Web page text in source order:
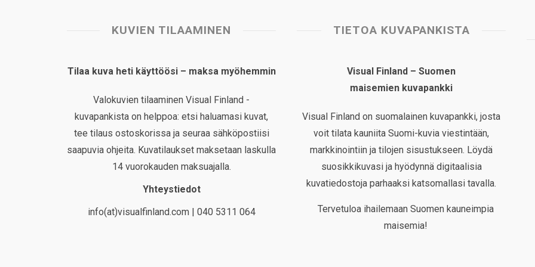
KUVIEN TILAAMINEN
Tilaa kuva heti käyttöösi – maksa myöhemmin
Valokuvien tilaaminen Visual Finland -
kuvapankista on helppoa: etsi haluamasi kuvat,
tee tilaus ostoskorissa ja seuraa sähköpostiisi
saapuvia ohjeita. Kuvatilaukset maksetaan laskulla
14 vuorokauden maksuajalla.
Yhteystiedot
info(at)visualfinland.com | 040 5311 064
TIETOA KUVAPANKISTA
Visual Finland – Suomen
maisemien kuvapankki
Visual Finland on suomalainen kuvapankki, josta
voit tilata kauniita Suomi-kuvia viestintään,
markkinointiin ja tilojen sisustukseen. Löydä
suosikkikuvasi ja hyödynnä digitaalisia
kuvatiedostoja parhaaksi katsomallasi tavalla.
Tervetuloa ihailemaan Suomen kauneimpia
maisemia!